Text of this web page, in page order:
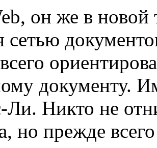
он же в новой
сетью
документу.
Ли. Никто не
но прежде